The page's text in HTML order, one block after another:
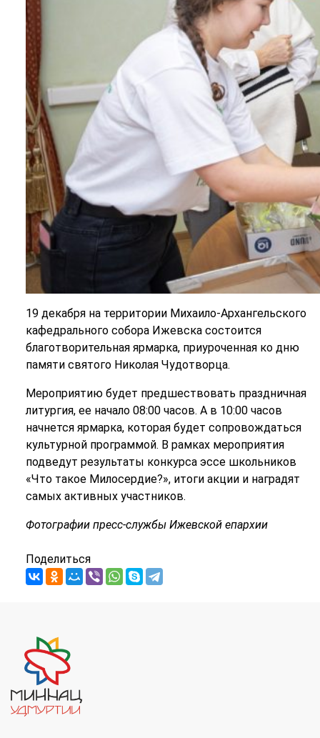
19 декабря на территории Михаило-Архангельского
кафедрального собора Ижевска состоится
благотворительная ярмарка, приуроченная ко дню
памяти святого Николая Чудотворца.
Мероприятию будет предшествовать праздничная
литургия, ее начало 08:00 часов. А в 10:00 часов
начнется ярмарка, которая будет сопровождаться
культурной программой. В рамках мероприятия
подведут результаты конкурса эссе школьников
«Что такое Милосердие?», итоги акции и наградят
самых активных участников.
Фотографии пресс-службы Ижевской епархии
Поделиться